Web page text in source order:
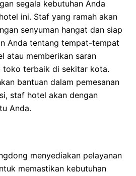
segala kebutuhan Anda
ini. Staf yang ramah akan
senyuman hangat dan siap
Anda tentang tempat-tempat
atau memberikan saran
toko terbaik di sekitar kota.
bantuan dalam pemesanan
staf hotel akan dengan
Anda.
menyediakan pelayanan
memastikan kebutuhan